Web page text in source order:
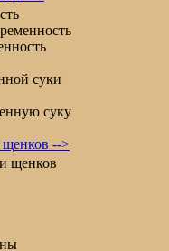
суки
суку
-->
щенков